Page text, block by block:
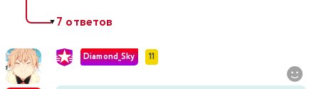
▼7 ответов
Diamond_Sky 11